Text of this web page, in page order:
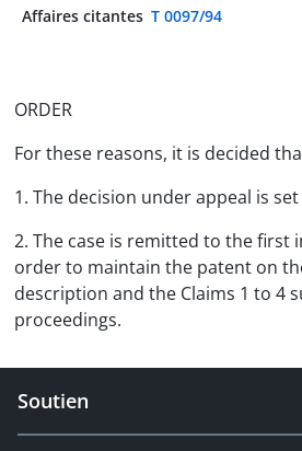
Affaires citantes T 0097/94
ORDER
For these reasons, it is decided
1. The decision under appeal is set
2. The case is remitted to the first
order to maintain the patent on
description and the Claims 1 to 4
proceedings.
Soutien